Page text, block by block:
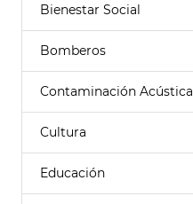
Bienestar Social
Bomberos
Contaminación Acústica
Cultura
Educación